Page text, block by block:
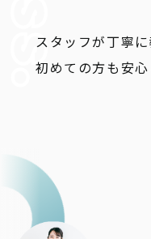
スタッフが丁寧に
初めての方も安心